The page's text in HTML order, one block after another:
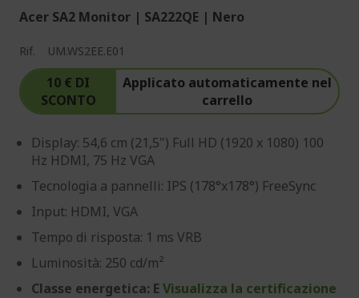
Acer SA2 Monitor | SA222QE | Nero
Rif. UM.WS2EE.E01
10 € DI
SCONTO
Applicato automaticamente nel
carrello
Display: 54,6 cm (21,5") Full HD (1920 x 1080) 100
Hz HDMI, 75 Hz VGA
Tecnologia a pannelli: IPS (178°x178°) FreeSync
Input: HDMI, VGA
Tempo di risposta: 1 ms VRB
Luminosità: 250 cd/m²
Classe energetica: E Visualizza la certificazione